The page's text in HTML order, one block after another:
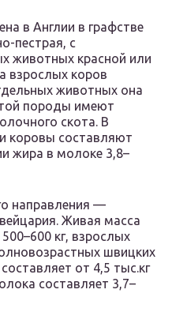
в Англии в графстве
пестрая, с
животных красной или
взрослых коров
животных она
породы имеют
скота. В
коровы составляют
жира в молоке 3,8–
направления —
Живая масса
кг, взрослых
швицких
от 4,5 тыс.кг
составляет 3,7–